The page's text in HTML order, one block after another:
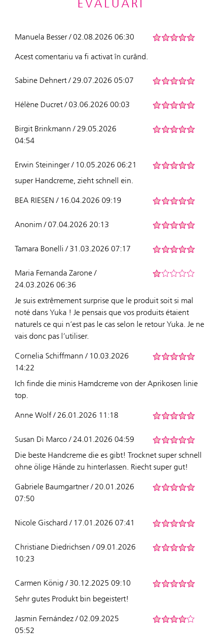
EVALUĂRI
Manuela Besser / 02.08.2026 06:30
Acest comentariu va fi activat în curând.
Sabine Dehnert / 29.07.2026 05:07
Hélène Ducret / 03.06.2026 00:03
Birgit Brinkmann / 29.05.2026
04:54
Erwin Steininger / 10.05.2026 06:21
super Handcreme, zieht schnell ein.
BEA RIESEN / 16.04.2026 09:19
Anonim / 07.04.2026 20:13
Tamara Bonelli / 31.03.2026 07:17
Maria Fernanda Zarone /
24.03.2026 06:36
Je suis extrêmement surprise que le produit soit si mal
noté dans Yuka ! Je pensais que vos produits étaient
naturels ce qui n’est pas le cas selon le retour Yuka. Je ne
vais donc pas l’utiliser.
Cornelia Schiffmann / 10.03.2026
14:22
Ich finde die minis Hamdcreme von der Aprikosen linie
top.
Anne Wolf / 26.01.2026 11:18
Susan Di Marco / 24.01.2026 04:59
Die beste Handcreme die es gibt! Trocknet super schnell
ohne ölige Hände zu hinterlassen. Riecht super gut!
Gabriele Baumgartner / 20.01.2026
07:50
Nicole Gischard / 17.01.2026 07:41
Christiane Diedrichsen / 09.01.2026
10:23
Carmen König / 30.12.2025 09:10
Sehr gutes Produkt bin begeistert!
Jasmin Fernández / 02.09.2025
05:52